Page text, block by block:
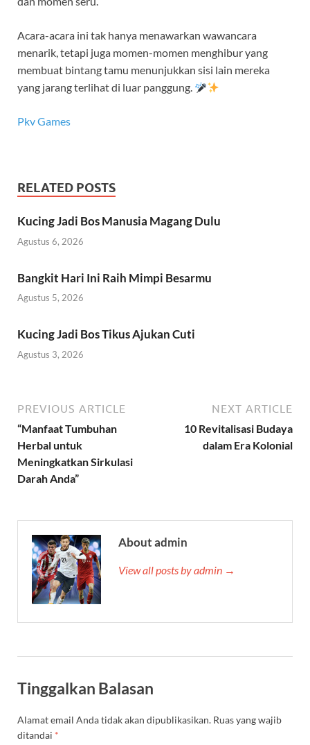
Acara-acara ini tak hanya menawarkan wawancara
menarik, tetapi juga momen-momen menghibur yang
membuat bintang tamu menunjukkan sisi lain mereka
yang jarang terlihat di luar panggung.
Pkv Games
RELATED POSTS
Kucing Jadi Bos Manusia Magang Dulu
Agustus 6, 2026
Bangkit Hari Ini Raih Mimpi Besarmu
Agustus 5, 2026
Kucing Jadi Bos Tikus Ajukan Cuti
Agustus 3, 2026
PREVIOUS ARTICLE
“Manfaat Tumbuhan
Herbal untuk
Meningkatkan Sirkulasi
Darah Anda”
NEXT ARTICLE
10 Revitalisasi Budaya
dalam Era Kolonial
About admin
View all posts by admin →
Tinggalkan Balasan
Alamat email Anda tidak akan dipublikasikan. Ruas yang wajib
ditandai *